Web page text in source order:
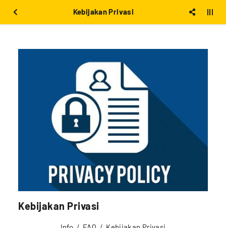
Kebijakan Privasi
Kebijakan Privasi